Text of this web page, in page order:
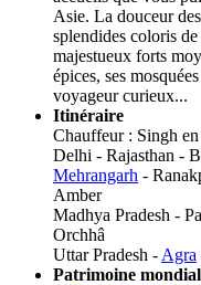
Asie. La douceur
splendides coloris
majestueux forts
épices, ses
voyageur curieux...
Itinéraire
Chauffeur : Singh
Delhi - Rajasthan -
Mehrangarh -
Amber
Madhya Pradesh -
Orchhâ
Uttar Pradesh - Agra
Patrimoine